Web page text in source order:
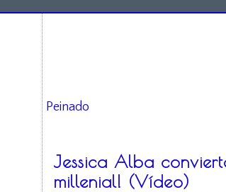
Peinado
Jessica Alba
millenial! (Vídeo)